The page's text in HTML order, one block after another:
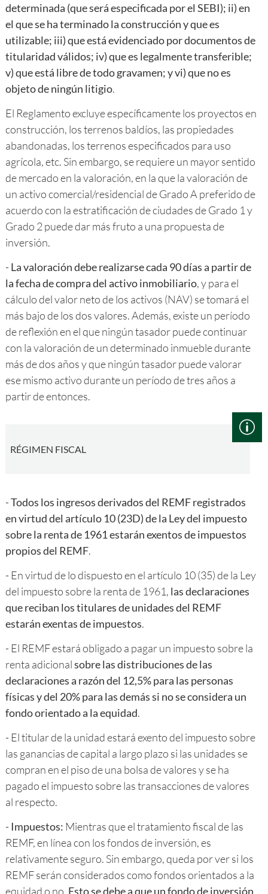
determinada (que será especificada por el SEBI); ii) en
el que se ha terminado la construcción y que es
utilizable; iii) que está evidenciado por documentos de
titularidad válidos; iv) que es legalmente transferible;
v) que está libre de todo gravamen; y vi) que no es
objeto de ningún litigio.
El Reglamento excluye específicamente los proyectos en
construcción, los terrenos baldíos, las propiedades
abandonadas, los terrenos especificados para uso
agrícola, etc. Sin embargo, se requiere un mayor sentido
de mercado en la valoración, en la que la valoración de
un activo comercial/residencial de Grado A preferido de
acuerdo con la estratificación de ciudades de Grado 1 y
Grado 2 puede dar más fruto a una propuesta de
inversión.
- La valoración debe realizarse cada 90 días a partir de
la fecha de compra del activo inmobiliario, y para el
cálculo del valor neto de los activos (NAV) se tomará el
más bajo de los dos valores. Además, existe un período
de reflexión en el que ningún tasador puede continuar
con la valoración de un determinado inmueble durante
más de dos años y que ningún tasador puede valorar
ese mismo activo durante un período de tres años a
partir de entonces.
RÉGIMEN FISCAL
-Todos los ingresos derivados del REMF registrados
en virtud del artículo 10 (23D) de la Ley del impuesto
sobre la renta de 1961 estarán exentos de impuestos
propios del REMF.
- En virtud de lo dispuesto en el artículo 10 (35) de la Ley
del impuesto sobre la renta de 1961, las declaraciones
que reciban los titulares de unidades del REMF
estarán exentas de impuestos.
- El REMF estará obligado a pagar un impuesto sobre la
renta adicionalsobre las distribuciones de las
declaraciones a razón del 12,5% para las personas
físicas y del 20% para las demás si no se considera un
fondo orientado a la equidad.
- El titular de la unidad estará exento del impuesto sobre
las ganancias de capital a largo plazo si las unidades se
compran en el piso de una bolsa de valores y se ha
pagado el impuesto sobre las transacciones de valores
al respecto.
- Impuestos: Mientras que el tratamiento fiscal de las
REMF, en línea con los fondos de inversión, es
relativamente seguro. Sin embargo, queda por ver si los
REMF serán considerados como fondos orientados a la
equidad o no. Esto se debe a que un fondo de inversión